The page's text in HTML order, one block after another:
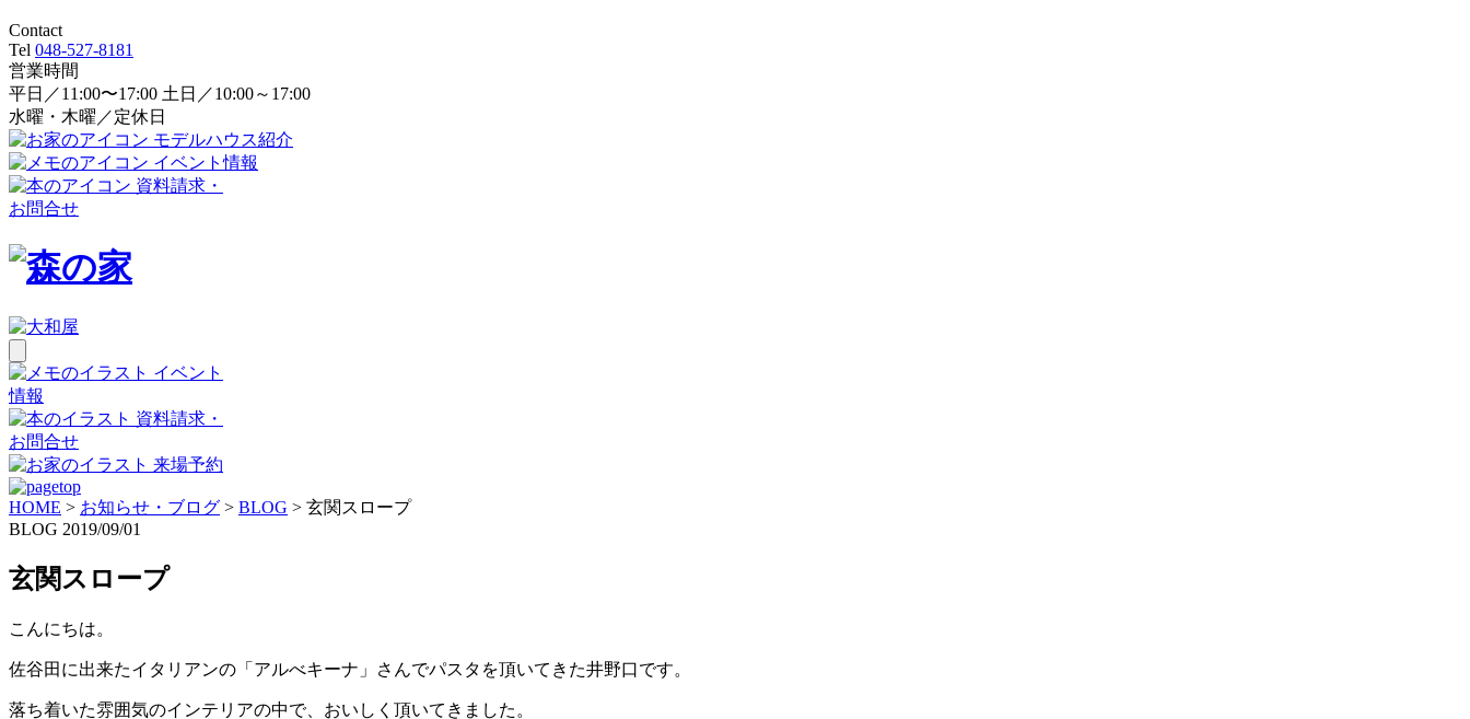
Contact
Tel 048-527-8181
営業時間
平日／11:00〜17:00 土日／10:00～17:00
水曜・木曜／定休日
モデルハウス紹介
イベント情報
資料請求・
お問合せ
イベント
情報
資料請求・
お問合せ
来場予約
HOME > お知らせ・ブログ > BLOG > 玄関スロープ
BLOG 2019/09/01
玄関スロープ
こんにちは。
佐谷田に出来たイタリアンの「アルべキーナ」さんでパスタを頂いてきた井野口です。
落ち着いた雰囲気のインテリアの中で、おいしく頂いてきました。